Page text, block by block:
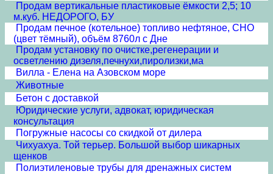
Продам вертикальные пластиковые ёмкости 2,5; 10
м.куб. НЕДОРОГО, БУ
Продам печное (котельное) топливо нефтяное, СНО
(цвет тёмный), объём 8760л с Дне
Продам установку по очистке,регенерации и
осветлению дизеля,печнухи,пиролизки,ма
Вилла - Елена на Азовском море
Животные
Бетон с доставкой
Юридические услуги, адвокат, юридическая
консультация
Погружные насосы со скидкой от дилера
Чихуахуа. Той терьер. Большой выбор шикарных
щенков
Полиэтиленовые трубы для дренажных систем